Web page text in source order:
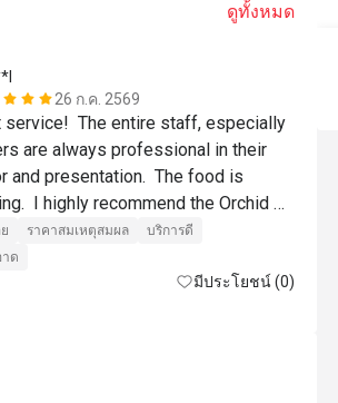
ดูทั้งหมด
26 ก.ค. 2569
service!  The entire staff, especially
are always professional in their
and presentation.  The food is
I highly recommend the Orchid
ราคาสมเหตุสมผล
บริการดี
ด
มีประโยชน์ (0)